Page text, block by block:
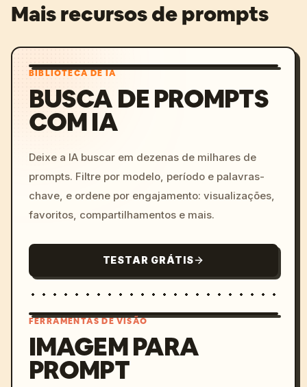
Mais recursos de prompts
BIBLIOTECA DE IA
BUSCA DE PROMPTS
COM IA
Deixe a IA buscar em dezenas de milhares de
prompts. Filtre por modelo, período e palavras-
chave, e ordene por engajamento: visualizações,
favoritos, compartilhamentos e mais.
TESTAR GRÁTIS
FERRAMENTAS DE VISÃO
IMAGEM PARA
PROMPT